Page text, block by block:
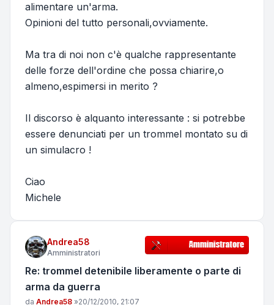
alimentare un'arma.
Opinioni del tutto personali,ovviamente.
Ma tra di noi non c'è qualche rappresentante
delle forze dell'ordine che possa chiarire,o
almeno,espimersi in merito ?
Il discorso è alquanto interessante : si potrebbe
essere denunciati per un trommel montato su di
un simulacro !
Ciao
Michele
Andrea58
Amministratori
Re: trommel detenibile liberamente o parte di
arma da guerra
Messaggio
da Andrea58 »20/12/2010, 21:07